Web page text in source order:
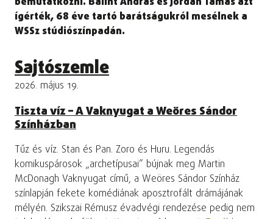
ígérték, 68 éve tartó barátságukról mesélnek a
WSSz stúdiószínpadán.
Sajtószemle
2026. május 19.
Tiszta víz – A Vaknyugat a Weöres Sándor
Színházban
Tűz és víz. Stan és Pan. Zoro és Huru. Legendás
komikuspárosok „archetípusai” bújnak meg Martin
McDonagh Vaknyugat című, a Weöres Sándor Színház
színlapján fekete komédiának aposztrofált drámájának
mélyén. Szikszai Rémusz évadvégi rendezése pedig nem